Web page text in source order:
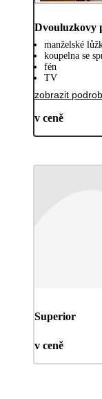
Dvouluzkovy
manželské
koupelna se
fén
TV
zobrazit
v ceně
Superior
v ceně